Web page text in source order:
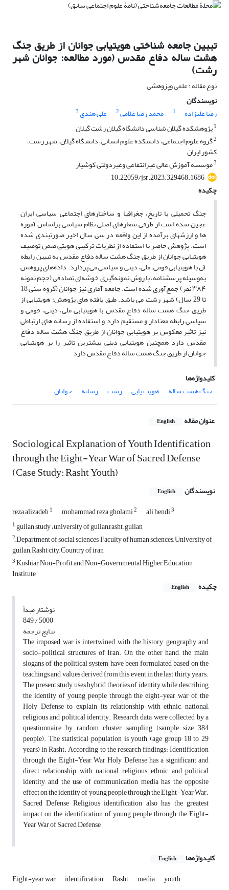
تببین جامعه شناختی هویت‏یابی جوانان از طریق جنگ
هشت ساله دفاع مقدس (مورد مطالعه: جوانان شهر
رشت)
نوع مقاله : علمی وپزوهشی
نویسندگان
رضا علیزاده
1 محمد رضا غلامی2 علی هندی3
1پژوهشکده گیلان شناسی دانشگاه گیلان رشت گیلان
2گروه علوم اجتماعی، دانشکده علوم انسانی، دانشگاه گیلان، شهر رشت،
کشور ایران
3موسسه آموزش عالی غیرانتفاعی وغیردولتی کوشیار
10.22059/jsr.2023.329468.1686
چکیده
جنگ تحمیلی با تاریخ، جغرافیا و ساختارهای اجتماعی سیاسی ایران
عجین شده است از طرفی شعارهای اصلی نظام سیاسی براساس آموزه
ها و ارزش‏های برآمده از این واقعه در سی سال اخیر صورت‏بندی شده
است. پژوهش حاضر با استفاده از نظریات ترکیبی هویتی ضمن توصیف
هویت‏یابی جوانان از طریق جنگ هشت ساله دفاع مقدس به تبیین رابطه
آن با هویت‏یابی قومی، ملی، دینی و سیاسی می پردازد. داده‌های پژوهش
به‌وسیله پرسشنامه، با روش نمونه‌گیری خوشه‌ای تصادفی (حجم نمونه
۳۸۴ نفر) جمع‌آوری شده است. جامعه آماری نیز جوانان (گروه سنی 18
تا 29 سال) شهر رشت می باشد. طبق یافته های پژوهش: هویت‏یابی از
طریق جنگ هشت ساله دفاع مقدس با هویت‏یابی ملی، دینی، قومی و
سیاسی رابطه معنادار و مستقیم دارد و استفاده از رسانه های ارتباطی
نیز تاثیر معکوس بر هویت‏یابی جوانان از طریق جنگ هشت ساله دفاع
مقدس دارد همچنین هویت‏یابی دینی بیشترین تاثیر را بر هویت‏یابی
جوانان از طریق جنگ هشت ساله دفاع مقدس دارد
کلیدواژه‌ها
جنگ هشت ساله
هویت یابی رشت رسانه جوانان
عنوان مقاله English
Sociological Explanation of Youth Identification
through the Eight-Year War of Sacred Defense
(Case Study: Rasht Youth)
نویسندگان English
reza alizadeh1 mohammad reza gholami2 ali hendi3
1guilan study ،university of guilan,rasht.guilan
2ِDepartment of social sciences, Faculty of human sciences, University of
guilan, Rasht city, Country of iran
3Kushiar Non-Profit and Non-Governmental Higher Education
Institute
چکیده
English
نوشتار مبدأ
849 / 5000
نتایج ترجمه
The imposed war is intertwined with the history, geography and
socio-political structures of Iran. On the other hand, the main
slogans of the political system have been formulated based on the
teachings and values ​​derived from this event in the last thirty years.
The present study uses hybrid theories of identity while describing
the identity of young people through the eight-year war of the
Holy Defense to explain its relationship with ethnic, national,
religious and political identity. Research data were collected by a
questionnaire by random cluster sampling (sample size 384
people). The statistical population is youth (age group 18 to 29
years) in Rasht. According to the research findings: Identification
through the Eight-Year War Holy Defense has a significant and
direct relationship with national, religious, ethnic and political
identity, and the use of communication media has the opposite
effect on the identity of young people through the Eight-Year War.
Sacred Defense Religious identification also has the greatest
impact on the identification of young people through the Eight-
Year War of Sacred Defense
کلیدواژه‌ها English
Eight-year war identification Rasht media youth